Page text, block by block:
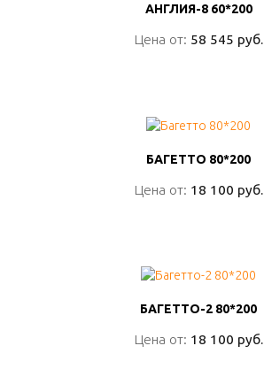
АНГЛИЯ-8 60*200
Цена от: 58 545 руб.
АНГЛИЯ-8 60*200
Цена от: 58 545 руб.
БАГЕТТО 80*200
Цена от: 18 100 руб.
БАГЕТТО 80*200
Цена от: 18 100 руб.
БАГЕТТО-2 80*200
Цена от: 18 100 руб.
БАГЕТТО-2 80*200
Цена от: 18 100 руб.